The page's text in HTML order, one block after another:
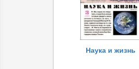
Наука и жизнь